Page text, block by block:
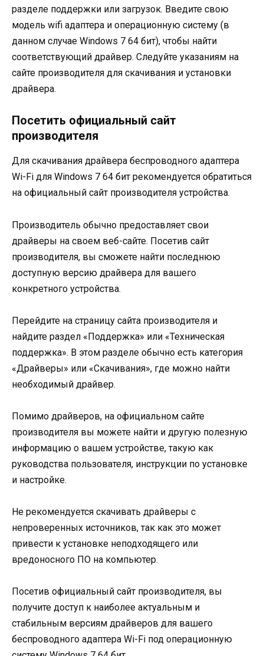
разделе поддержки или загрузок. Введите свою
модель wifi адаптера и операционную систему (в
данном случае Windows 7 64 бит), чтобы найти
соответствующий драйвер. Следуйте указаниям на
сайте производителя для скачивания и установки
драйвера.
Посетить официальный сайт
производителя
Для скачивания драйвера беспроводного адаптера
Wi-Fi для Windows 7 64 бит рекомендуется обратиться
на официальный сайт производителя устройства.
Производитель обычно предоставляет свои
драйверы на своем веб-сайте. Посетив сайт
производителя, вы сможете найти последнюю
доступную версию драйвера для вашего
конкретного устройства.
Перейдите на страницу сайта производителя и
найдите раздел «Поддержка» или «Техническая
поддержка». В этом разделе обычно есть категория
«Драйверы» или «Скачивания», где можно найти
необходимый драйвер.
Помимо драйверов, на официальном сайте
производителя вы можете найти и другую полезную
информацию о вашем устройстве, такую как
руководства пользователя, инструкции по установке
и настройке.
Не рекомендуется скачивать драйверы с
непроверенных источников, так как это может
привести к установке неподходящего или
вредоносного ПО на компьютер.
Посетив официальный сайт производителя, вы
получите доступ к наиболее актуальным и
стабильным версиям драйверов для вашего
беспроводного адаптера Wi-Fi под операционную